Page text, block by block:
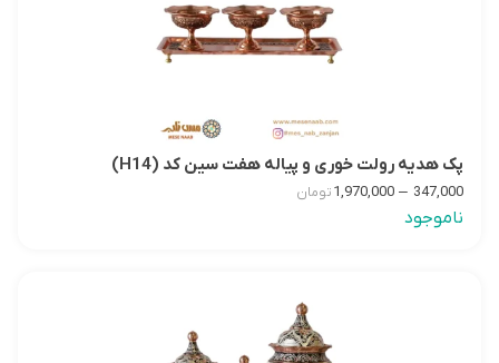
پک هدیه رولت خوری و پیاله هفت سین کد (H14)
347,000
–
1,970,000تومان
ناموجود